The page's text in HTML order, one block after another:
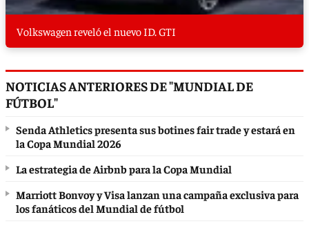
Volkswagen reveló el nuevo ID. GTI
NOTICIAS ANTERIORES DE "MUNDIAL DE
FÚTBOL"
Senda Athletics presenta sus botines fair trade y estará en
la Copa Mundial 2026
La estrategia de Airbnb para la Copa Mundial
Marriott Bonvoy y Visa lanzan una campaña exclusiva para
los fanáticos del Mundial de fútbol